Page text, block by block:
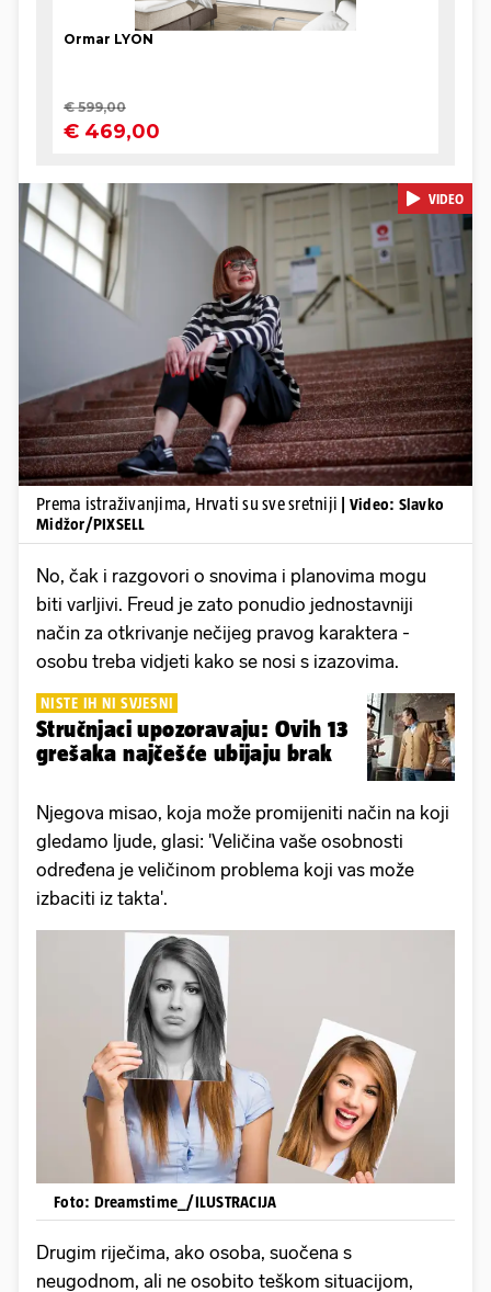
Pokretanje videa...
VIDEO
Prema istraživanjima, Hrvati su sve sretniji
| Video: Slavko
Midžor/PIXSELL
No, čak i razgovori o snovima i planovima mogu
biti varljivi. Freud je zato ponudio jednostavniji
način za otkrivanje nečijeg pravog karaktera -
osobu treba vidjeti kako se nosi s izazovima.
NISTE IH NI SVJESNI
Stručnjaci upozoravaju: Ovih 13
grešaka najčešće ubijaju brak
Njegova misao, koja može promijeniti način na koji
gledamo ljude, glasi: 'Veličina vaše osobnosti
određena je veličinom problema koji vas može
izbaciti iz takta'.
Foto: Dreamstime_/ILUSTRACIJA
Drugim riječima, ako osoba, suočena s
neugodnom, ali ne osobito teškom situacijom,